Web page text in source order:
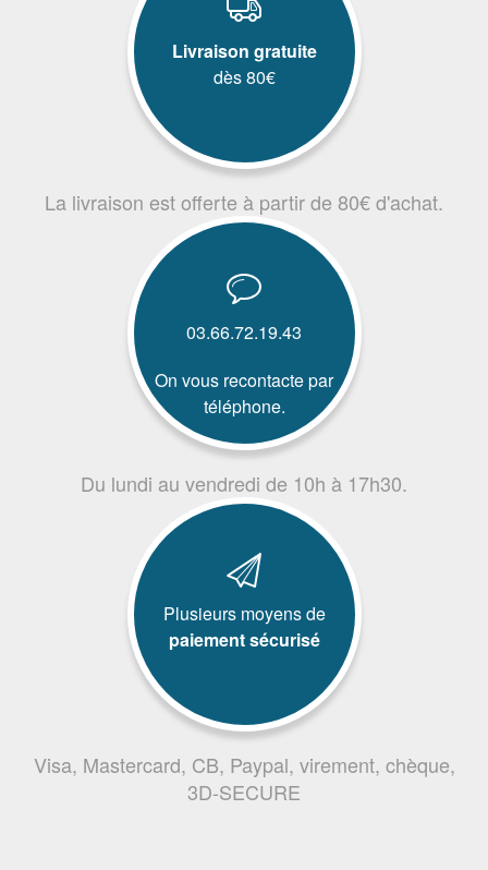
Livraison gratuite
dès 80€
La livraison est offerte à partir de 80€ d'achat.
03.66.72.19.43
On vous recontacte par
téléphone.
Du lundi au vendredi de 10h à 17h30.
Plusieurs moyens de
paiement sécurisé
Visa, Mastercard, CB, Paypal, virement, chèque,
3D-SECURE